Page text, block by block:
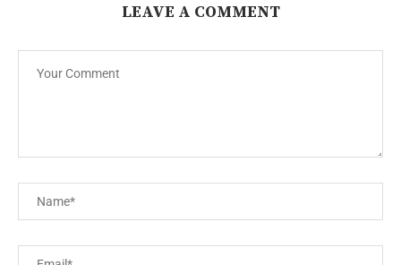
LEAVE A COMMENT